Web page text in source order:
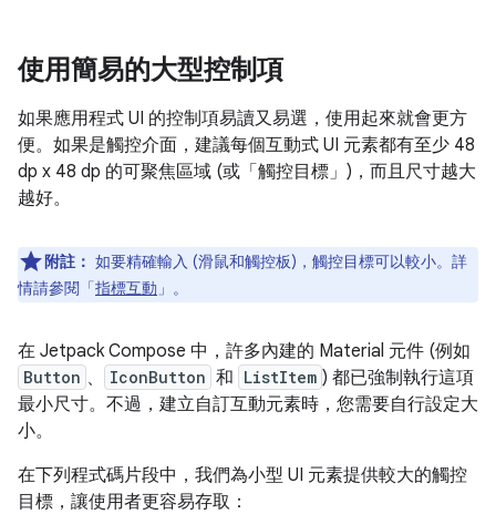
使用簡易的大型控制項
如果應用程式 UI 的控制項易讀又易選，使用起來就會更方
便。如果是觸控介面，建議每個互動式 UI 元素都有至少 48
dp x 48 dp 的可聚焦區域 (或「觸控目標」 )，而且尺寸越大
越好。
附註： 如要精確輸入 (滑鼠和觸控板)，觸控目標可以較小。詳
情請參閱「指標互動 」。
在 Jetpack Compose 中，許多內建的 Material 元件 (例如
Button 、 IconButton 和 ListItem ) 都已強制執行這項
最小尺寸。不過，建立自訂互動元素時，您需要自行設定大
小。
在下列程式碼片段中，我們為小型 UI 元素提供較大的觸控
目標，讓使用者更容易存取：